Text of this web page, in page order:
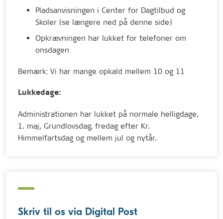
Pladsanvisningen i Center for Dagtilbud og
Skoler (se længere ned på denne side)
Opkrævningen har lukket for telefoner om
onsdagen
Bemærk: Vi har mange opkald mellem 10 og 11
Lukkedage:
Administrationen har lukket på normale helligdage,
1. maj, Grundlovsdag, fredag efter Kr.
Himmelfartsdag og mellem jul og nytår.
Skriv til os via Digital Post